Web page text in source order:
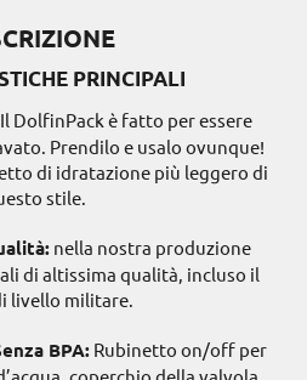
PRINCIPALI
Il DolfinPack è fatto per essere
Prendilo e usalo ovunque!
di idratazione più leggero di
stile.
nella nostra produzione
di altissima qualità, incluso il
livello militare.
BPA: Rubinetto on/off per